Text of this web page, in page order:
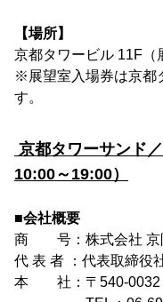
【場所】
京都タワービル 11F（
※展望室入場券は京都
す。
京都タワーサンド
10:00～19:00）
■会社概要
商 号：株式会社 京
代 表 者 ：代表取締
本 社：〒540-0032